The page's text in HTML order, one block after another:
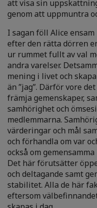
att visa sin
genom att uppmuntra
I sagan föll Alice
efter den rätta dörren
ur rummet fullt av val
andra varelser.
mening i livet och
än ”jag”. Därför vore
främja gemenskaper,
samhörighet och
medlemmarna.
värderingar och mål
och förhandla om var
också om
Det här förutsätter
och deltagande samt
stabilitet. Alla de här
eftersom